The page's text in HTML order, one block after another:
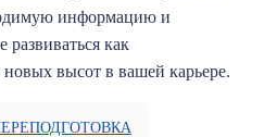
информацию и
как
высот в вашей карьере.